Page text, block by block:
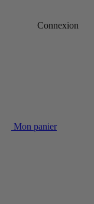
Connexion
Mon panier